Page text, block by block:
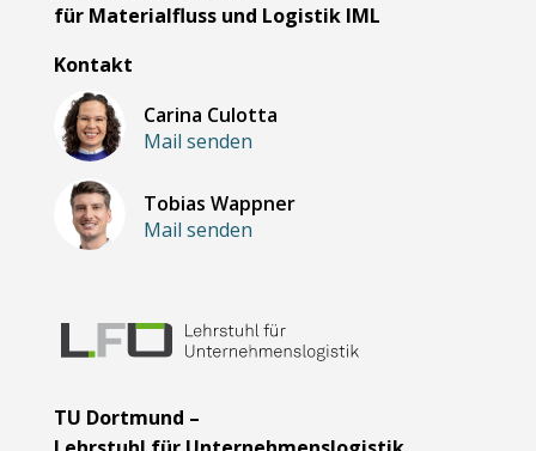
für Materialfluss und Logistik IML
Kontakt
Carina Culotta
Mail senden
Tobias Wappner
Mail senden
TU Dortmund –